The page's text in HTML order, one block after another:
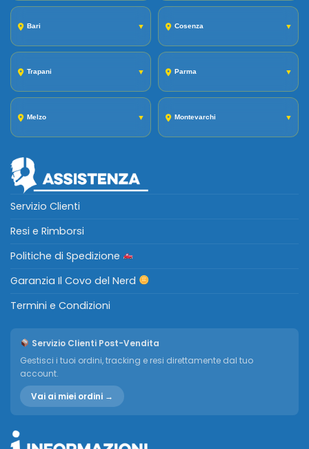
Bari ▼ Cosenza ▼
Trapani ▼ Parma ▼
Melzo ▼ Montevarchi ▼
Servizio Clienti
Resi e Rimborsi
Politiche di Spedizione
Garanzia Il Covo del Nerd
Termini e Condizioni
Servizio Clienti Post-Vendita
Gestisci i tuoi ordini, tracking e resi direttamente dal tuo
account.
Vai ai miei ordini →